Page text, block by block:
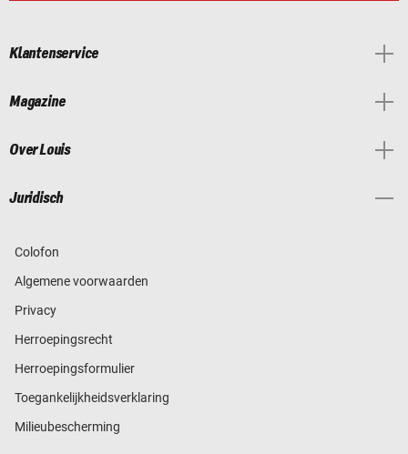
Klantenservice
Magazine
Over Louis
Juridisch
Colofon
Algemene voorwaarden
Privacy
Herroepingsrecht
Herroepingsformulier
Toegankelijkheidsverklaring
Milieubescherming